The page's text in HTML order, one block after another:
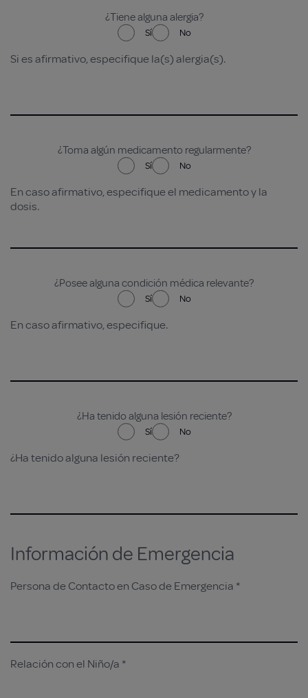
¿Tiene alguna alergia?
Sí No
Si es afirmativo, especifique la(s) alergia(s).
¿Toma algún medicamento regularmente?
Sí No
En caso afirmativo, especifique el medicamento y la
dosis.
¿Posee alguna condición médica relevante?
Sí No
En caso afirmativo, especifique.
¿Ha tenido alguna lesión reciente?
Sí No
¿Ha tenido alguna lesión reciente?
Información de Emergencia
Persona de Contacto en Caso de Emergencia *
Relación con el Niño/a *